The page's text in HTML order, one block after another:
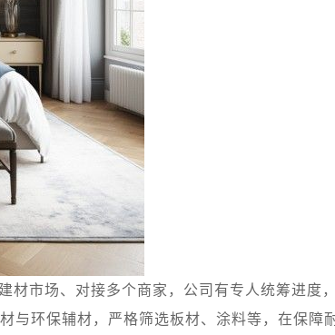
材市场、对接多个商家，公司有专人统筹进度
与环保辅材，严格筛选板材、涂料等，在保障